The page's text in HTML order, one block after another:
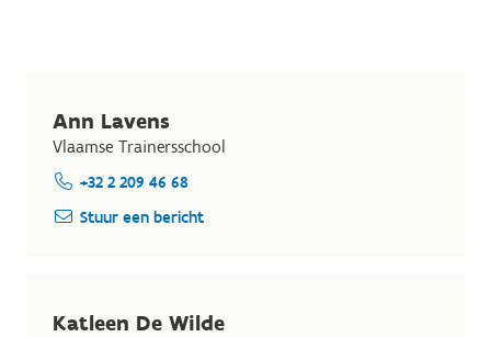
Ann Lavens
Vlaamse Trainersschool
+32 2 209 46 68
Stuur een bericht
Katleen De Wilde